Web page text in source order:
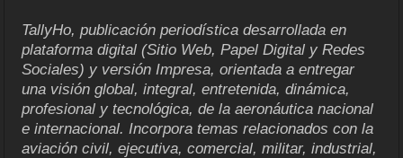
TallyHo, publicación periodística desarrollada en
plataforma digital (Sitio Web, Papel Digital y Redes
Sociales) y versión Impresa, orientada a entregar
una visión global, integral, entretenida, dinámica,
profesional y tecnológica, de la aeronáutica nacional
e internacional. Incorpora temas relacionados con la
aviación civil, ejecutiva, comercial, militar, industrial,